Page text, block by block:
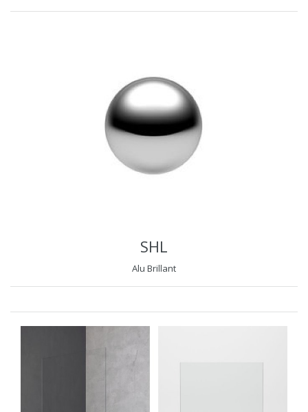
SHL
Alu Brillant